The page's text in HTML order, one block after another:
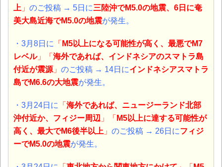
上 」 のご投稿 → 5日に三陸沖でM5.0の地震、6日に奄
美大島近海でM5.0の地震が発生。
・3月8日に 「 M5以上になる可能性が高く、最悪でM7
レベル」「 海外であれば、インドネシアのスマトラ島
付近が震源 」 のご投稿 → 14日にインドネシアスマトラ
島でM6.6の大地震が発生。
・3月24日に 「 海外であれば、ニュージーランド北部
沖付近か、フィジー周辺 」「 M5以上に達する可能性が
高く、最大でM6後半以上 」 のご投稿 → 26日にフィジ
ーでM5.0の地震が発生。